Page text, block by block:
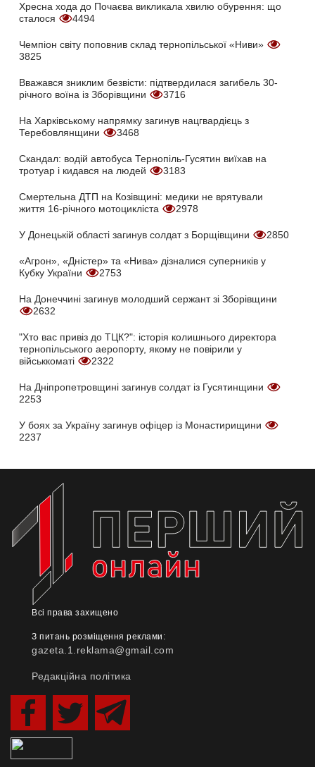
Хресна хода до Почаєва викликала хвилю обурення: що
сталося
4494
Чемпіон світу поповнив склад тернопільської «Ниви»
3825
Вважався зниклим безвісти: підтвердилася загибель 30-
річного воїна із Зборівщини
3716
На Харківському напрямку загинув нацгвардієць з
Теребовлянщини
3468
Скандал: водій автобуса Тернопіль-Гусятин виїхав на
тротуар і кидався на людей
3183
Смертельна ДТП на Козівщині: медики не врятували
життя 16-річного мотоцикліста
2978
У Донецькій області загинув солдат з Борщівщини 2850
«Агрон», «Дністер» та «Нива» дізналися суперників у
Кубку України
2753
На Донеччині загинув молодший сержант зі Зборівщини
2632
"Хто вас привіз до ТЦК?": історія колишнього директора
тернопільського аеропорту, якому не повірили у
військкоматі
2322
На Дніпропетровщині загинув солдат із Гусятинщини
2253
У боях за Україну загинув офіцер із Монастирищини
2237
Всі права захищено
З питань розміщення реклами:
gazeta.1.reklama@gmail.com
Редакційна політика